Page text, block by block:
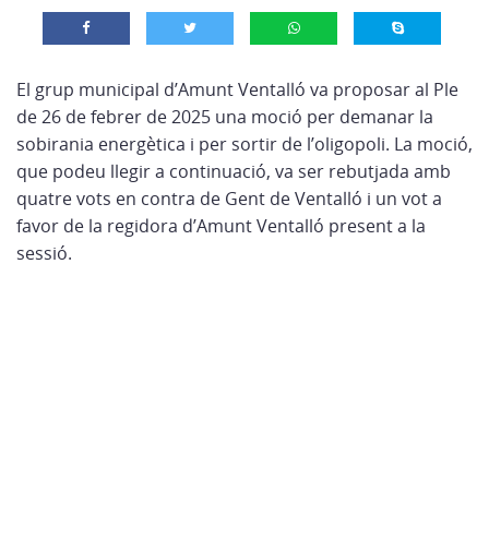
El grup municipal d’Amunt Ventalló va proposar al Ple
de 26 de febrer de 2025 una moció per demanar la
sobirania energètica i per sortir de l’oligopoli. La moció,
que podeu llegir a continuació, va ser rebutjada amb
quatre vots en contra de Gent de Ventalló i un vot a
favor de la regidora d’Amunt Ventalló present a la
sessió.